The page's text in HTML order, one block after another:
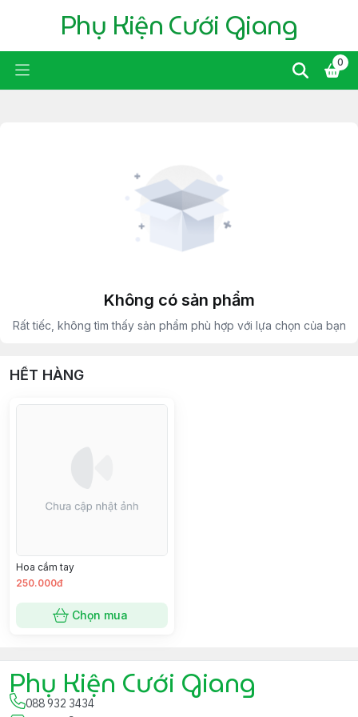
Phụ Kiện Cưới Giang
0
Không có sản phẩm
Rất tiếc, không tìm thấy sản phẩm phù hợp với lựa chọn của bạn
HẾT HÀNG
Hoa cầm tay
250.000đ
Chọn mua
Phụ Kiện Cưới Giang
088 932 3434